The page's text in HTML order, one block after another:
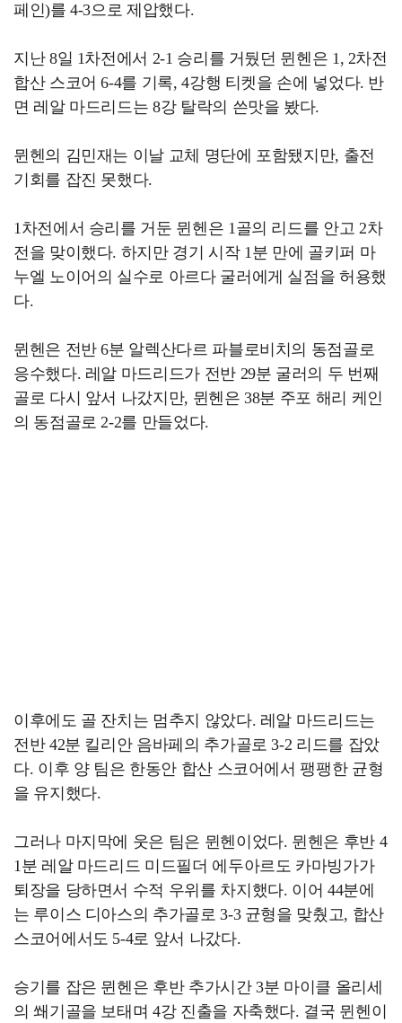
페인)를 4-3으로 제압했다.
지난 8일 1차전에서 2-1 승리를 거뒀던 뮌헨은 1, 2차전
합산 스코어 6-4를 기록, 4강행 티켓을 손에 넣었다. 반
면 레알 마드리드는 8강 탈락의 쓴맛을 봤다.
뮌헨의 김민재는 이날 교체 명단에 포함됐지만, 출전
기회를 잡진 못했다.
1차전에서 승리를 거둔 뮌헨은 1골의 리드를 안고 2차
전을 맞이했다. 하지만 경기 시작 1분 만에 골키퍼 마
누엘 노이어의 실수로 아르다 굴러에게 실점을 허용했
다.
뮌헨은 전반 6분 알렉산다르 파블로비치의 동점골로
응수했다. 레알 마드리드가 전반 29분 굴러의 두 번째
골로 다시 앞서 나갔지만, 뮌헨은 38분 주포 해리 케인
의 동점골로 2-2를 만들었다.
이후에도 골 잔치는 멈추지 않았다. 레알 마드리드는
전반 42분 킬리안 음바페의 추가골로 3-2 리드를 잡았
다. 이후 양 팀은 한동안 합산 스코어에서 팽팽한 균형
을 유지했다.
그러나 마지막에 웃은 팀은 뮌헨이었다. 뮌헨은 후반 4
1분 레알 마드리드 미드필더 에두아르도 카마빙가가
퇴장을 당하면서 수적 우위를 차지했다. 이어 44분에
는 루이스 디아스의 추가골로 3-3 균형을 맞췄고, 합산
스코어에서도 5-4로 앞서 나갔다.
승기를 잡은 뮌헨은 후반 추가시간 3분 마이클 올리세
의 쐐기골을 보태며 4강 진출을 자축했다. 결국 뮌헨이